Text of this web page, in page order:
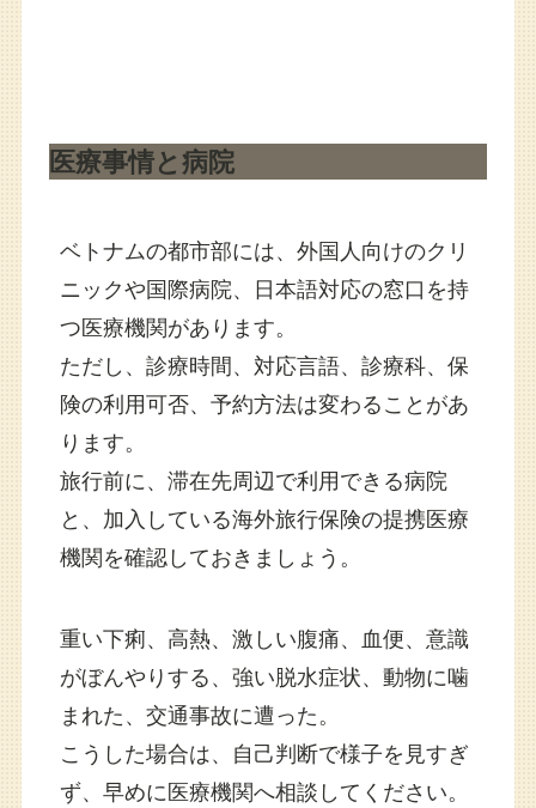
医療事情と病院
ベトナムの都市部には、外国人向けのクリ
ニックや国際病院、日本語対応の窓口を持
つ医療機関があります。
ただし、診療時間、対応言語、診療科、保
険の利用可否、予約方法は変わることがあ
ります。
旅行前に、滞在先周辺で利用できる病院
と、加入している海外旅行保険の提携医療
機関を確認しておきましょう。
重い下痢、高熱、激しい腹痛、血便、意識
がぼんやりする、強い脱水症状、動物に噛
まれた、交通事故に遭った。
こうした場合は、自己判断で様子を見すぎ
ず、早めに医療機関へ相談してください。